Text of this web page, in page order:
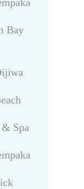
Bay
Spa